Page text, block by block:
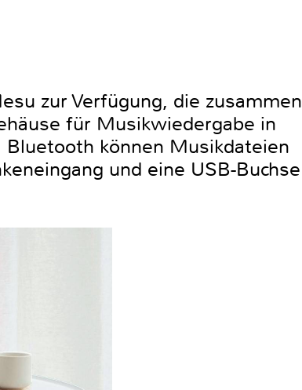
zur Verfügung, die zusammen
für Musikwiedergabe in
können Musikdateien
und eine USB-Buchse